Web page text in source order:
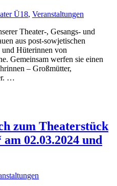
Ü18, Veranstaltungen
Theater-, Gesangs- und
aus post-sowjetischen
und Hüterinnen von
Gemeinsam werfen sie einen
– Großmütter,
…
zum Theaterstück
02.03.2024 und